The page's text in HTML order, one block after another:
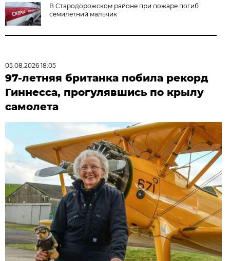
В Стародорожском районе при пожаре погиб
семилетний мальчик
05.08.2026 18:05
97-летняя британка побила рекорд
Гиннесса, прогулявшись по крылу
самолета